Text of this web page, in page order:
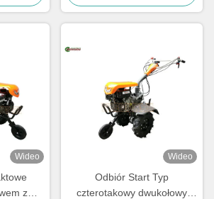
Wideo
z
Wideo
Odbiór Start Typ
czterotakowy dwukołowy